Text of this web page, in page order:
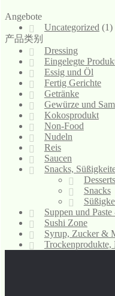
Angebote
Uncategorized (1)
产品类别
Dressing
Eingelegte
Essig und Öl
Fertig Gerichte
Getränke
Gewürze und
Kokosprodukt
Non-Food
Nudeln
Reis
Saucen
Snacks,
Desserts
Snacks
Suppen und
Sushi Zone
Syrup, Zucker &